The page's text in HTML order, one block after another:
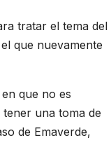
tratar el tema del
que nuevamente
que no es
tener una toma de
de Emaverde,